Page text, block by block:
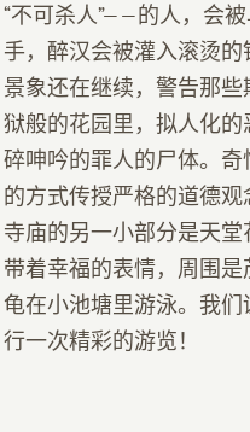
“不可杀人”——的人，会
手，醉汉会被灌入滚烫
景象还在继续，警告那
狱般的花园里，拟人化
碎呻吟的罪人的尸体。
的方式传授严格的道德
寺庙的另一小部分是天
带着幸福的表情，周围
龟在小池塘里游泳。我们
行一次精彩的游览！